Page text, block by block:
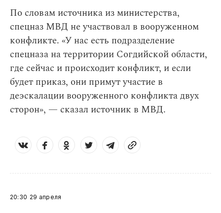
По словам источника из министерства,
спецназ МВД не участвовал в вооруженном
конфликте. «У нас есть подразделение
спецназа на территории Согдийской области,
где сейчас и происходит конфликт, и если
будет приказ, они примут участие в
деэскалации вооруженного конфликта двух
сторон», — сказал источник в МВД.
20:30 29 апреля